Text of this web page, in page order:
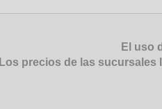
El uso
Los precios de las